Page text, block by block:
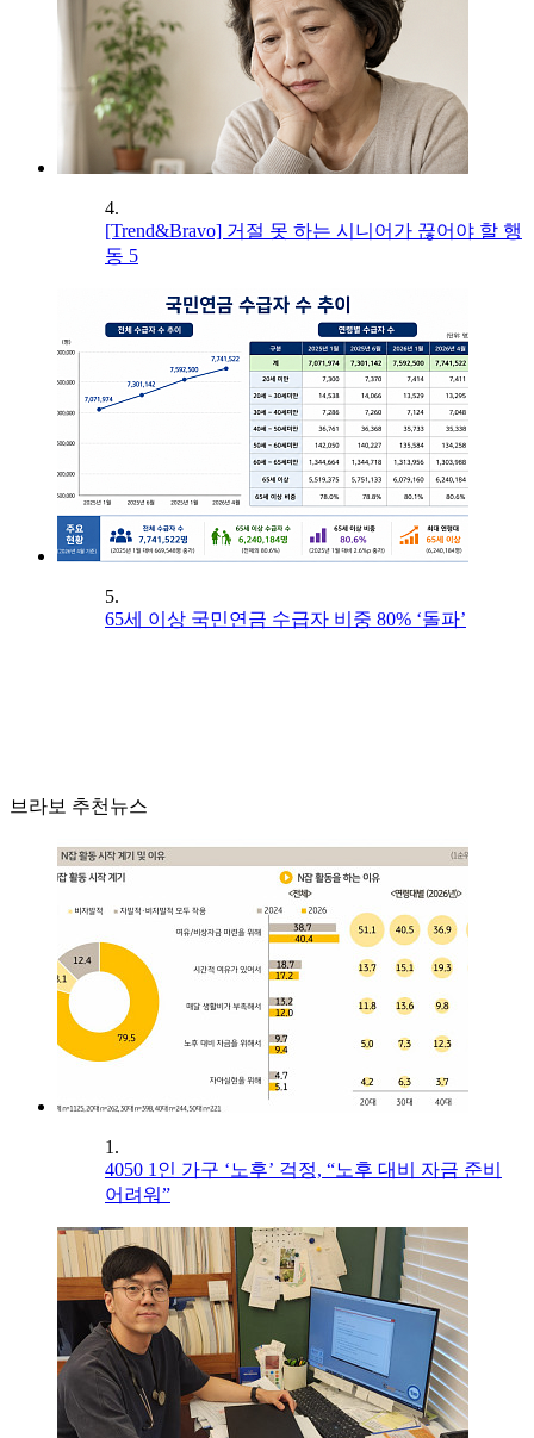
4.
[Trend&Bravo] 거절 못 하는 시니어가 끊어야 할 행
동 5
5.
65세 이상 국민연금 수급자 비중 80% ‘돌파’
브라보 추천뉴스
1.
4050 1인 가구 ‘노후’ 걱정, “노후 대비 자금 준비
어려워”